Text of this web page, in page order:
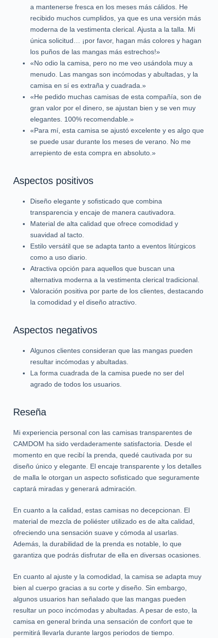
a mantenerse fresca en los meses más cálidos. He
recibido muchos cumplidos, ya que es una versión más
moderna de la vestimenta clerical. Ajusta a la talla. Mi
única solicitud… ¡por favor, hagan más colores y hagan
los puños de las mangas más estrechos!»
«No odio la camisa, pero no me veo usándola muy a
menudo. Las mangas son incómodas y abultadas, y la
camisa en sí es extraña y cuadrada.»
«He pedido muchas camisas de esta compañía, son de
gran valor por el dinero, se ajustan bien y se ven muy
elegantes. 100% recomendable.»
«Para mí, esta camisa se ajustó excelente y es algo que
se puede usar durante los meses de verano. No me
arrepiento de esta compra en absoluto.»
Aspectos positivos
Diseño elegante y sofisticado que combina
transparencia y encaje de manera cautivadora.
Material de alta calidad que ofrece comodidad y
suavidad al tacto.
Estilo versátil que se adapta tanto a eventos litúrgicos
como a uso diario.
Atractiva opción para aquellos que buscan una
alternativa moderna a la vestimenta clerical tradicional.
Valoración positiva por parte de los clientes, destacando
la comodidad y el diseño atractivo.
Aspectos negativos
Algunos clientes consideran que las mangas pueden
resultar incómodas y abultadas.
La forma cuadrada de la camisa puede no ser del
agrado de todos los usuarios.
Reseña
Mi experiencia personal con las camisas transparentes de
CAMDOM ha sido verdaderamente satisfactoria. Desde el
momento en que recibí la prenda, quedé cautivada por su
diseño único y elegante. El encaje transparente y los detalles
de malla le otorgan un aspecto sofisticado que seguramente
captará miradas y generará admiración.
En cuanto a la calidad, estas camisas no decepcionan. El
material de mezcla de poliéster utilizado es de alta calidad,
ofreciendo una sensación suave y cómoda al usarlas.
Además, la durabilidad de la prenda es notable, lo que
garantiza que podrás disfrutar de ella en diversas ocasiones.
En cuanto al ajuste y la comodidad, la camisa se adapta muy
bien al cuerpo gracias a su corte y diseño. Sin embargo,
algunos usuarios han señalado que las mangas pueden
resultar un poco incómodas y abultadas. A pesar de esto, la
camisa en general brinda una sensación de confort que te
permitirá llevarla durante largos periodos de tiempo.